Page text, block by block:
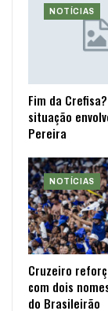
NOTÍCIAS
Fim da
situação
Pereira
NOTÍCIAS
Cruzeiro
com dois
do Brasileirão